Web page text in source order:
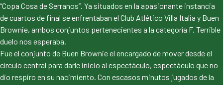
“Copa Cosa de Serranos”. Ya situados en la apasionante instancia
de cuartos de final se enfrentaban el Club Atlético Villa Italia y Buen
Brownie, ambos conjuntos pertenecientes a la categoría F. Terrible
duelo nos esperaba.
Fue el conjunto de Buen Brownie el encargado de mover desde el
círculo central para darle inicio al espectáculo, espectáculo que no
dio respiro en su nacimiento. Con escasos minutos jugados de la